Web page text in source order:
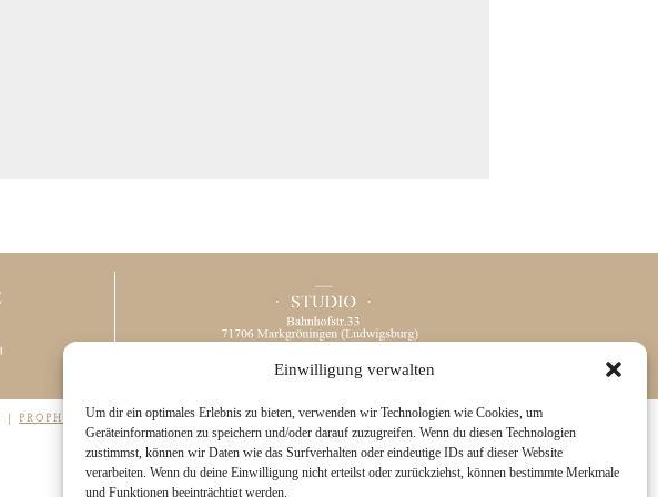
Einwilligung verwalten
Um dir ein optimales Erlebnis zu bieten, verwenden wir Technologien wie Cookies, um
Geräteinformationen zu speichern und/oder darauf zuzugreifen. Wenn du diesen Technologien
zustimmst, können wir Daten wie das Surfverhalten oder eindeutige IDs auf dieser Website
verarbeiten. Wenn du deine Einwilligung nicht erteilst oder zurückziehst, können bestimmte Merkmale
und Funktionen beeinträchtigt werden.
PROPHOTO PHOTOGRAPHY WEBSITE | DESIGN BY RED MET YELLOW